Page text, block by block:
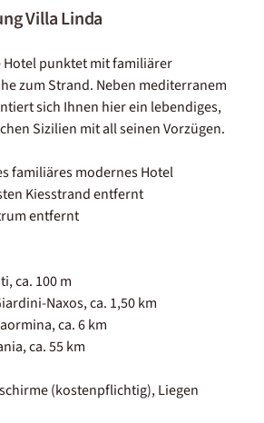
Villa Linda
Hotel punktet mit familiärer
zum Strand. Neben mediterranem
sich Ihnen hier ein lebendiges,
Sizilien mit all seinen Vorzügen.
familiäres modernes Hotel
Kiesstrand entfernt
entfernt
ca. 100 m
Naxos, ca. 1,50 km
ca. 6 km
ca. 55 km
(kostenpflichtig), Liegen